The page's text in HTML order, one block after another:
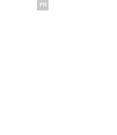
PR